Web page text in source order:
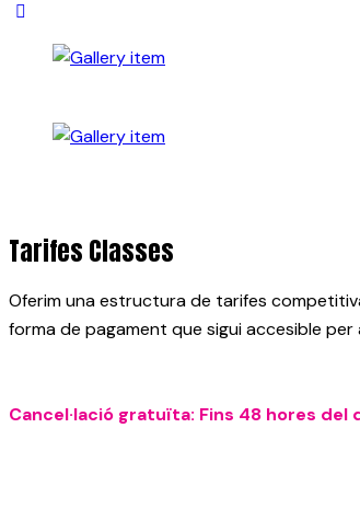
Tarifes Classes
Oferim una estructura de tarifes
forma de pagament que sigui accesible
Cancel·lació gratuïta: Fins 48 hores